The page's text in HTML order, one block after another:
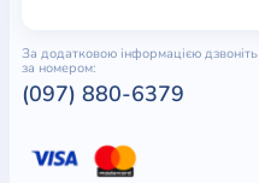
38. Опять Кентербери
За додатковою інформацією дзвоніть
за номером:
(097) 880-6379